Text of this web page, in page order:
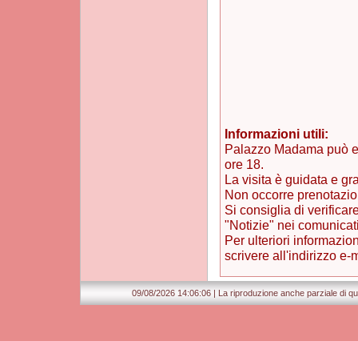
Informazioni utili:
Palazzo Madama può
ore 18.
La visita è guidata e
Non occorre
Si consiglia di
"Notizie" nei
Per ulteriori
scrivere all'indirizzo e-
09/08/2026 14:06:06 | La riproduzione anche parziale di